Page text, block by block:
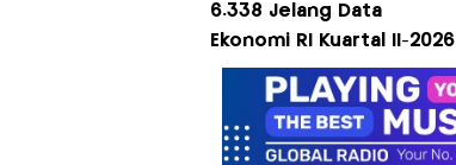
6.338 Jelang Data
Ekonomi RI Kuartal II-2026